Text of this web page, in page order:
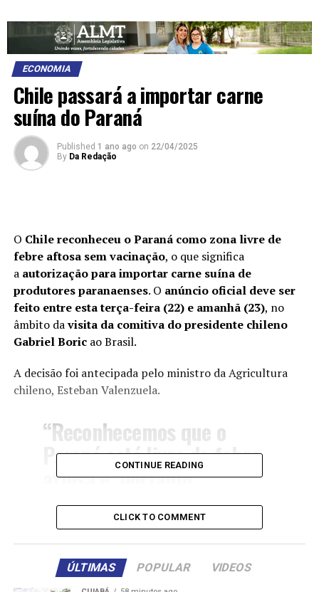
ECONOMIA
Chile passará a importar carne
suína do Paraná
Published 1 ano ago on 22/04/2025
By Da Redação
O Chile reconheceu o Paraná como zona livre de
febre aftosa sem vacinação, o que significa
a autorização para importar carne suína de
produtores paranaenses. O anúncio oficial deve ser
feito entre esta terça-feira (22) e amanhã (23), no
âmbito davisita da comitiva do presidente chileno
Gabriel Boric ao Brasil.
A decisão foi antecipada pelo ministro da Agricultura
chileno, Esteban Valenzuela.
“Reconhecemos que o
Paraná está livre de febre
aftosa e, portanto,
poderemos receber carnes
deste estado muito
importante do sul do
Brasil”, anunciou
CONTINUE READING
CLICK TO COMMENT
ÚLTIMAS POPULAR VIDEOS